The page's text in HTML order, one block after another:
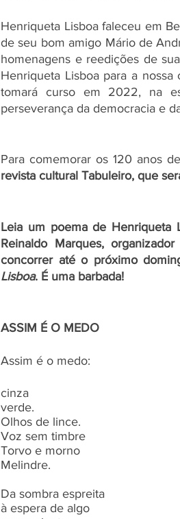
Henriqueta Lisboa faleceu em
de seu bom amigo Mário de
homenagens e reedições de
Henriqueta Lisboa para a
tomará curso em 2022, na
perseverança da democracia e
Para comemorar os 120 anos
revista cultural Tabuleiro, que
Leia um poema de Henriqueta
Reinaldo Marques,
concorrer até o próximo
Lisboa. É uma barbada!
ASSIM É O MEDO
Assim é o medo:
cinza
verde.
Olhos de lince.
Voz sem timbre
Torvo e morno
Melindre.
Da sombra espreita
à espera de algo